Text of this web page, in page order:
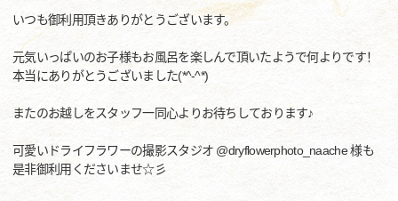
いつも御利用頂きありがとうございます。
元気いっぱいのお子様もお風呂を楽しんで頂いたようで何よりです！
本当にありがとうございました(*^-^*)
またのお越しをスタッフ一同心よりお待ちしております♪
可愛いドライフラワーの撮影スタジオ @dryflowerphoto_naache 様も
是非御利用くださいませ☆彡